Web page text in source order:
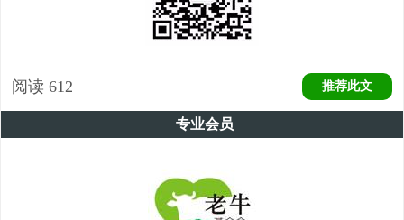
阅读 612 推荐此文
专业会员